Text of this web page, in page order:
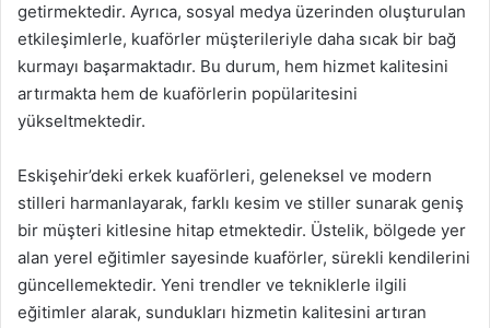
getirmektedir. Ayrıca, sosyal medya üzerinden oluşturulan
etkileşimlerle, kuaförler müşterileriyle daha sıcak bir bağ
kurmayı başarmaktadır. Bu durum, hem hizmet kalitesini
artırmakta hem de kuaförlerin popülaritesini
yükseltmektedir.
Eskişehir’deki erkek kuaförleri, geleneksel ve modern
stilleri harmanlayarak, farklı kesim ve stiller sunarak geniş
bir müşteri kitlesine hitap etmektedir. Üstelik, bölgede yer
alan yerel eğitimler sayesinde kuaförler, sürekli kendilerini
güncellemektedir. Yeni trendler ve tekniklerle ilgili
eğitimler alarak, sundukları hizmetin kalitesini artıran